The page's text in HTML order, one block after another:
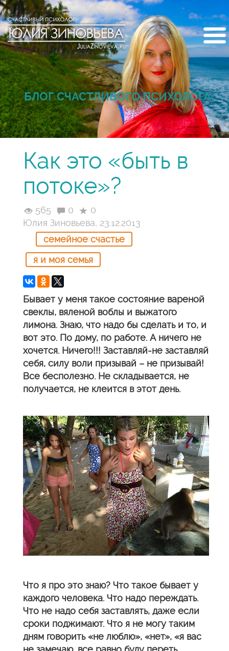
БЛОГ СЧАСТЛИВОГО ПСИХОЛОГА
Как это «быть в
потоке»?
565 0
0
Юлия Зиновьева, 23.12.2013
семейное счастье
я и моя семья
Бывает у меня такое состояние вареной
свеклы, вяленой воблы и выжатого
лимона. Знаю, что надо бы сделать и то, и
вот это. По дому, по работе. А ничего не
хочется. Ничего!!! Заставляй-не заставляй
себя, силу воли призывай – не призывай!
Все бесполезно. Не складывается, не
получается, не клеится в этот день.
Что я про это знаю? Что такое бывает у
каждого человека. Что надо переждать.
Что не надо себя заставлять, даже если
сроки поджимают. Что я не могу таким
дням говорить «не люблю», «нет», «я вас